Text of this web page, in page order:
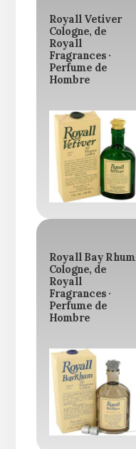
Royall Vetiver
Cologne, de
Royall
Fragrances ·
Perfume de
Hombre
Royall Bay Rhum
Cologne, de
Royall
Fragrances ·
Perfume de
Hombre